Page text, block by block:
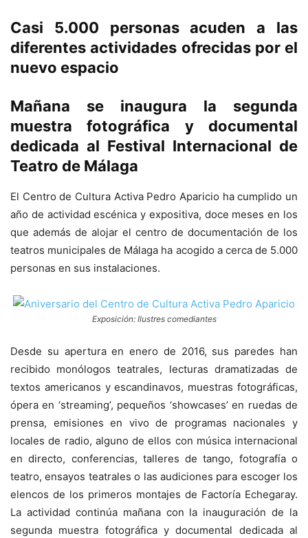
Casi 5.000 personas acuden a las
diferentes actividades ofrecidas por el
nuevo espacio
Mañana se inaugura la segunda
muestra fotográfica y documental
dedicada al Festival Internacional de
Teatro de Málaga
El Centro de Cultura Activa Pedro Aparicio ha cumplido un
año de actividad escénica y expositiva, doce meses en los
que además de alojar el centro de documentación de los
teatros municipales de Málaga ha acogido a cerca de 5.000
personas en sus instalaciones.
Exposición: Ilustres comediantes
Desde su apertura en enero de 2016, sus paredes han
recibido monólogos teatrales, lecturas dramatizadas de
textos americanos y escandinavos, muestras fotográficas,
ópera en ‘streaming’, pequeños ‘showcases’ en ruedas de
prensa, emisiones en vivo de programas nacionales y
locales de radio, alguno de ellos con música internacional
en directo, conferencias, talleres de tango, fotografía o
teatro, ensayos teatrales o las audiciones para escoger los
elencos de los primeros montajes de Factoría Echegaray.
La actividad continúa mañana con la inauguración de la
segunda muestra fotográfica y documental dedicada al